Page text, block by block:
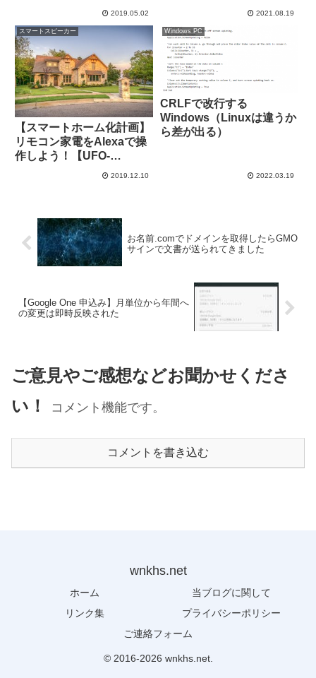
Pinterest、Instagram）
2019.05.02 2021.08.19
スマートスピーカー
【スマートホーム化計画】
リモコン家電をAlexaで操
作しよう！【UFO-
2019.12.10
Windows PC
CRLFで改行する
Windows（Linuxは違うか
ら差が出る）
2022.03.19
お名前.comでドメインを取得したらGMO
サインで文書が送られてきました
【Google One 申込み】月単位から年間へ
の変更は即時反映された
ご意見やご感想などお聞かせくださ
い！
コメント機能です。
コメントを書き込む
wnkhs.net
ホーム
当ブログに関して
リンク集
プライバシーポリシー
ご連絡フォーム
© 2016-2026 wnkhs.net.